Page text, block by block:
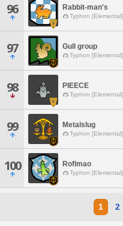
96 Rabbit-man's
Typhon [Elemental]
97 Gull group
Typhon [Elemental]
98 PIEECE
Typhon [Elemental]
99 Metalslug
Typhon [Elemental]
100 Roflmao
Typhon [Elemental]
1 2